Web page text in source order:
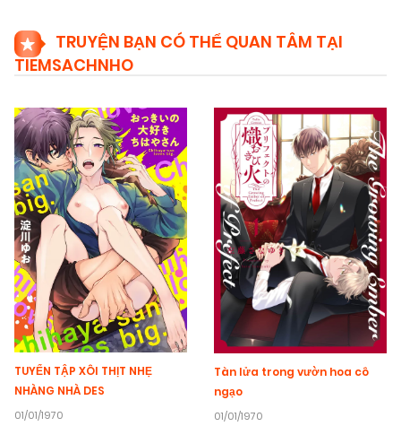
TRUYỆN BẠN CÓ THỂ QUAN TÂM TẠI
TIEMSACHNHO
TUYỂN TẬP XÔI THỊT NHẸ
NHÀNG NHÀ DES
01/01/1970
Tàn lửa trong vườn hoa cô
ngạo
01/01/1970